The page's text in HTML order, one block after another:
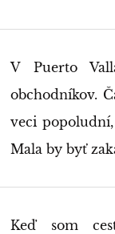
V Puerto
obchodníkov.
veci
Mala by byť
Keď som